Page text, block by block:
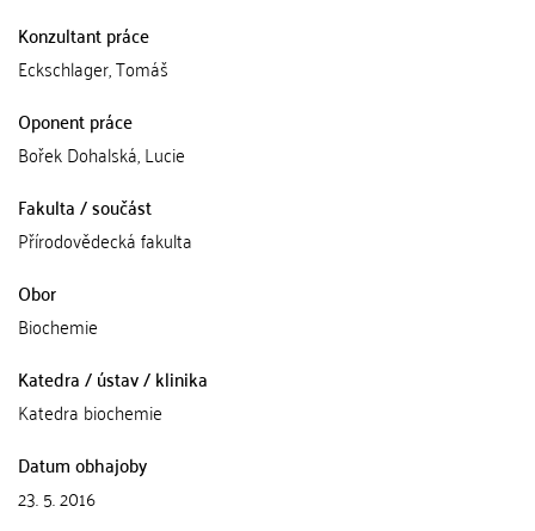
Konzultant práce
Eckschlager, Tomáš
Oponent práce
Bořek Dohalská, Lucie
Fakulta / součást
Přírodovědecká fakulta
Obor
Biochemie
Katedra / ústav / klinika
Katedra biochemie
Datum obhajoby
23. 5. 2016